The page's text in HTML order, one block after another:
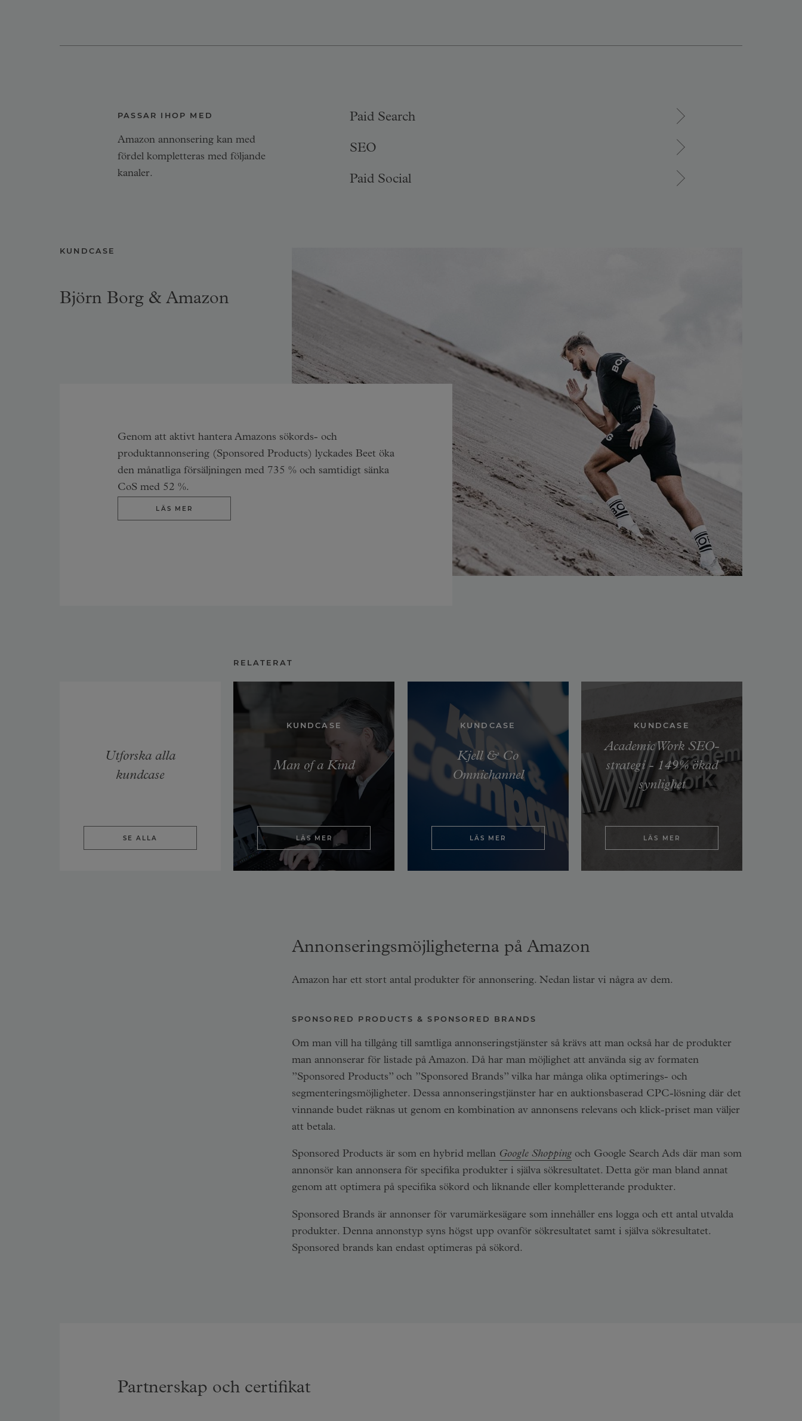
PASSAR IHOP MED
Amazon annonsering kan med
fördel kompletteras med följande
kanaler.
Paid Search
SEO
Paid Social
KUNDCASE
Björn Borg & Amazon
Genom att aktivt hantera Amazons sökords- och
produktannonsering (Sponsored Products) lyckades Beet öka
den månatliga försäljningen med 735 % och samtidigt sänka
CoS med 52 %.
LÄS MER
RELATERAT
Utforska alla
kundcase
SE ALLA
KUNDCASE
Man of a Kind
LÄS MER
KUNDCASE
Kjell & Co
Omnichannel
LÄS MER
KUNDCASE
Academic Work SEO-
strategi - 149% ökad
synlighet
LÄS MER
Annonseringsmöjligheterna på Amazon
Amazon har ett stort antal produkter för annonsering. Nedan listar vi några av dem.
SPONSORED PRODUCTS & SPONSORED BRANDS
Om man vill ha tillgång till samtliga annonseringstjänster så krävs att man också har de produkter
man annonserar för listade på Amazon. Då har man möjlighet att använda sig av formaten
”Sponsored Products” och ”Sponsored Brands” vilka har många olika optimerings- och
segmenteringsmöjligheter. Dessa annonseringstjänster har en auktionsbaserad CPC-lösning där det
vinnande budet räknas ut genom en kombination av annonsens relevans och klick-priset man väljer
att betala.
Sponsored Products är som en hybrid mellan Google Shoppingoch Google Search Ads där man som
annonsör kan annonsera för specifika produkter i själva sökresultatet. Detta gör man bland annat
genom att optimera på specifika sökord och liknande eller kompletterande produkter.
Sponsored Brands är annonser för varumärkesägare som innehåller ens logga och ett antal utvalda
produkter. Denna annonstyp syns högst upp ovanför sökresultatet samt i själva sökresultatet.
Sponsored brands kan endast optimeras på sökord.
Partnerskap och certifikat